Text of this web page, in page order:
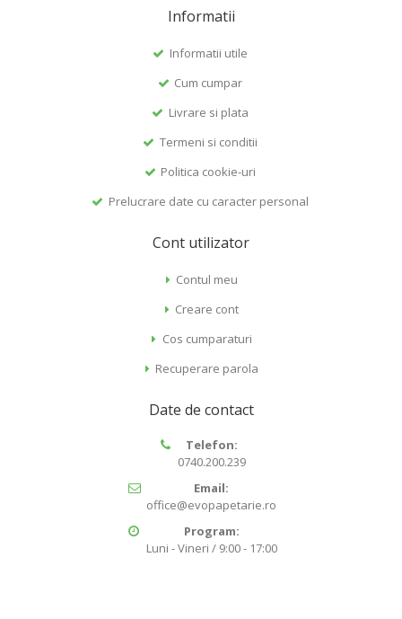
Informatii
Informatii utile
Cum cumpar
Livrare si plata
Termeni si conditii
Politica cookie-uri
Prelucrare date cu caracter personal
Cont utilizator
Contul meu
Creare cont
Cos cumparaturi
Recuperare parola
Date de contact
Telefon:
0740.200.239
Email:
office@evopapetarie.ro
Program:
Luni - Vineri / 9:00 - 17:00